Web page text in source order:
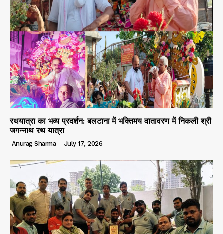
रथयात्रा का भव्य प्रदर्शन: बलटाना में भक्तिमय वातावरण में निकली श्री
जगन्नाथ रथ यात्रा
Anurag Sharma - July 17, 2026